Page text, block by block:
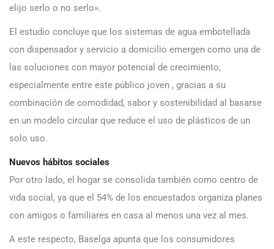
elijo serlo o no serlo».
El estudio concluye que los sistemas de agua embotellada
con dispensador y servicio a domicilio emergen como una de
las soluciones con mayor potencial de crecimiento,
especialmente entre este público joven , gracias a su
combinación de comodidad, sabor y sostenibilidad al basarse
en un modelo circular que reduce el uso de plásticos de un
solo uso.
Nuevos hábitos sociales
Por otro lado, el hogar se consolida también como centro de
vida social, ya que el 54% de los encuestados organiza planes
con amigos o familiares en casa al menos una vez al mes.
A este respecto, Baselga apunta que los consumidores